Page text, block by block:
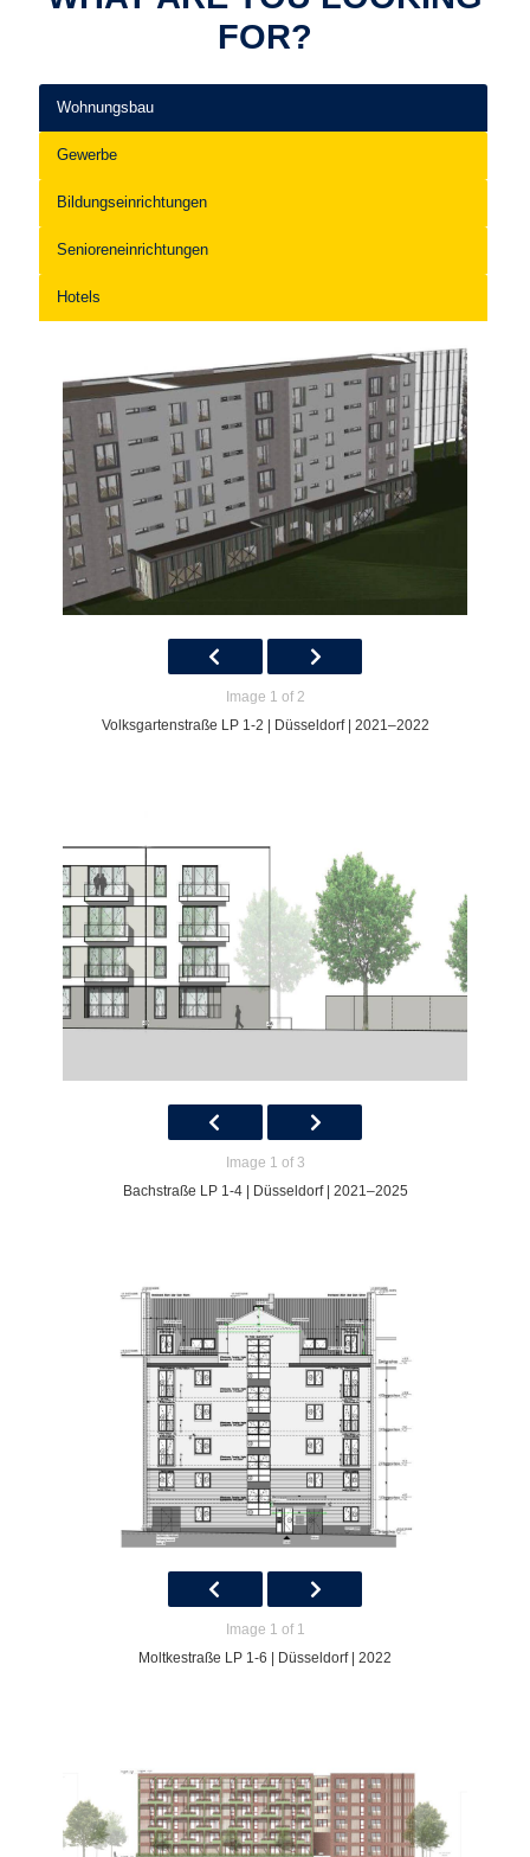
FOR?
Wohnungsbau
Gewerbe
Bildungseinrichtungen
Senioreneinrichtungen
Hotels
Image 1 of 2
Volksgartenstraße LP 1-2 | Düsseldorf | 2021–2022
Image 1 of 3
Bachstraße LP 1-4 | Düsseldorf | 2021–2025
Image 1 of 1
Moltkestraße LP 1-6 | Düsseldorf | 2022